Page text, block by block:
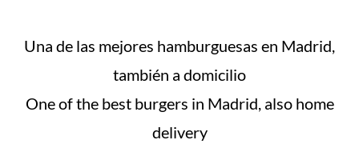
Una de las mejores hamburguesas en Madrid,
también a domicilio
One of the best burgers in Madrid, also home
delivery